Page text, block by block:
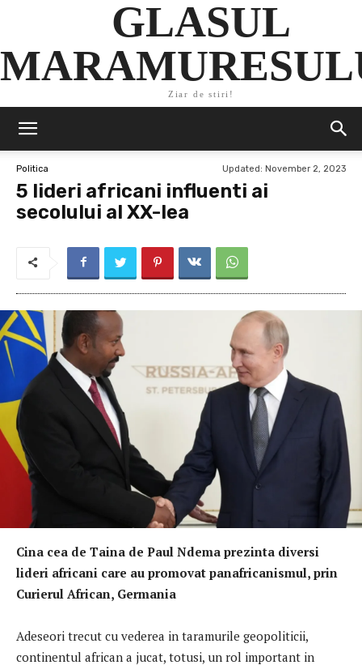
GLASUL
Ziar de stiri!
Politica Updated: November 2, 2023
5 lideri africani influenti ai
secolului al XX-lea
Cina cea de Taina de Paul Ndema prezinta diversi
lideri africani care au promovat panafricanismul, prin
Curierul African, Germania
Adeseori trecut cu vederea in taramurile geopoliticii,
continentul african a jucat, totusi, un rol important in